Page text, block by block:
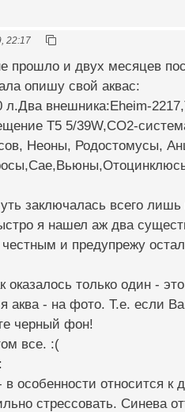
22:17
прошло и двух месяцев
опишу свой аквас:
л.Два внешника:Eheim-
Т5 5/39W,СО2-
Неоны, Родостомусы,
заключалась всего
я нашел аж два
и предупрежу
оказалось только один -
аква - на фото. Т.е. если
черный фон!
все. :(
в особенности относится
стрессовать. Синева